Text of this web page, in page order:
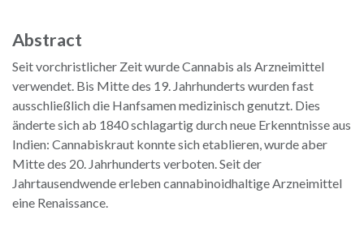
Abstract
Seit vorchristlicher Zeit wurde Cannabis als Arzneimittel
verwendet. Bis Mitte des 19. Jahrhunderts wurden fast
ausschließlich die Hanfsamen medizinisch genutzt. Dies
änderte sich ab 1840 schlagartig durch neue Erkenntnisse aus
Indien: Cannabiskraut konnte sich etablieren, wurde aber
Mitte des 20. Jahrhunderts verboten. Seit der
Jahrtausendwende erleben cannabinoidhaltige Arzneimittel
eine Renaissance.